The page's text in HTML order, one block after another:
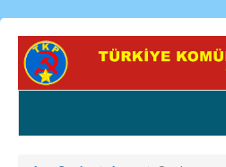
Ana
içeriğe